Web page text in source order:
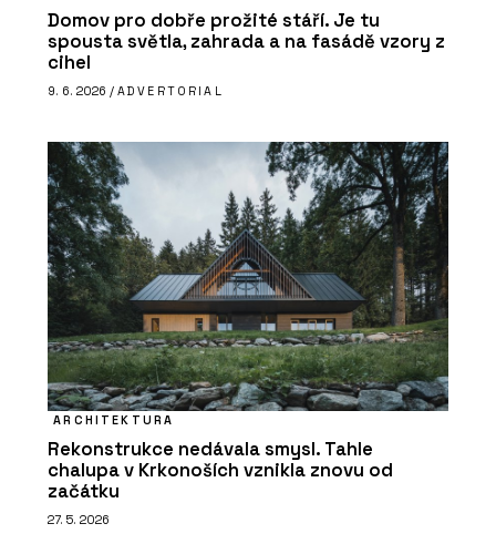
Domov pro dobře prožité stáří. Je tu
spousta světla, zahrada a na fasádě vzory z
cihel
9. 6. 2026 / ADVERTORIAL
ARCHITEKTURA
Rekonstrukce nedávala smysl. Tahle
chalupa v Krkonoších vznikla znovu od
začátku
27. 5. 2026